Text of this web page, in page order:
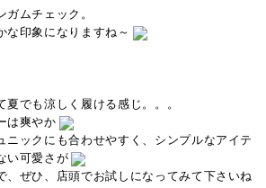
ムチェック。
な印象になりますね～
でも涼しく履ける感じ。。。
は爽やか
ニックにも合わせやすく、シンプルなアイテ
い可愛さが
、ぜひ、店頭でお試しになってみて下さいね